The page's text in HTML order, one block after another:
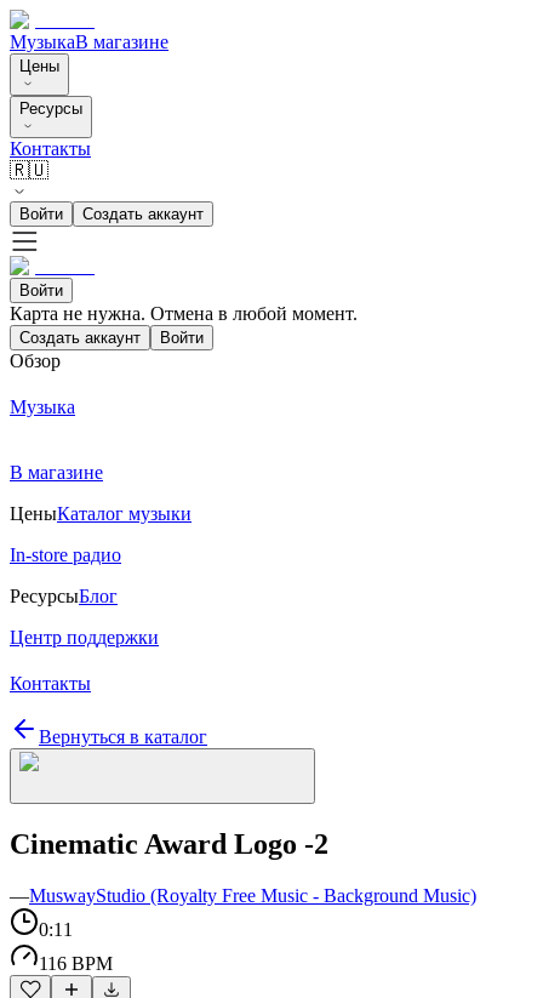
МузыкаВ магазине
Цены
Ресурсы
Контакты
🇷🇺
Войти Создать аккаунт
Войти
Карта не нужна. Отмена в любой момент.
Создать аккаунт Войти
Обзор
Музыка
В магазине
ЦеныКаталог музыки
In-store радио
РесурсыБлог
Центр поддержки
Контакты
Вернуться в каталог
Cinematic Award Logo -2
—MuswayStudio (Royalty Free Music - Background Music)
0:11
116 BPM